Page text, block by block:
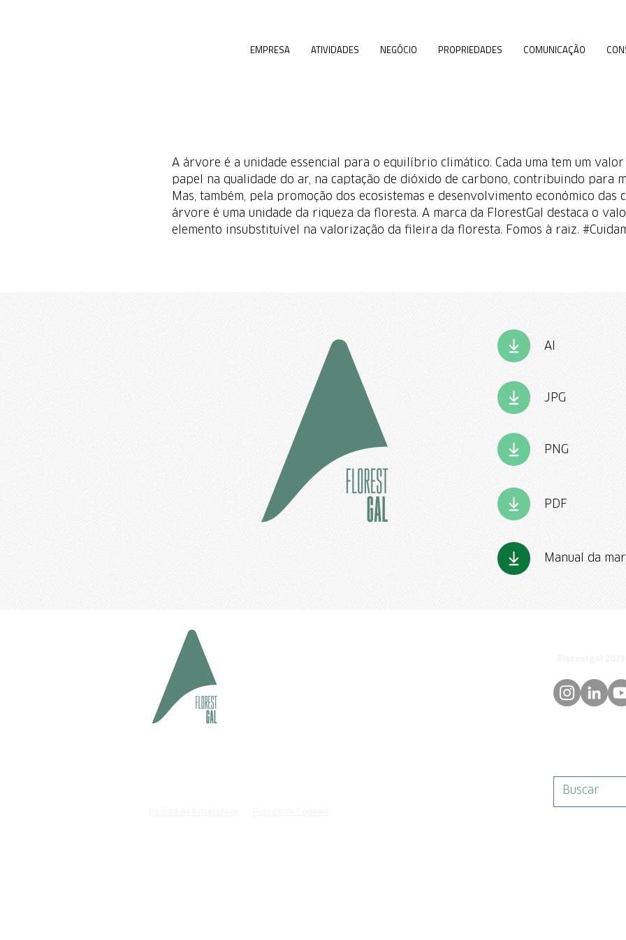
EMPRESA ATIVIDADES NEGÓCIO PROPRIEDADES COMUNICAÇÃO
A árvore é a unidade essencial para o equilíbrio climático. Cada uma tem um
papel na qualidade do ar, na captação de dióxido de carbono, contribuindo para
Mas, também, pela promoção dos ecosistemas e desenvolvimento económico das
árvore é uma unidade da riqueza da floresta. A marca da FlorestGal destaca o
elemento insubstituível na valorização da fileira da floresta. Fomos à raiz.
AI
JPG
PNG
PDF
Manual da